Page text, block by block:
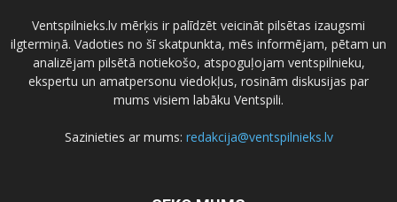
Ventspilnieks.lv mērķis ir palīdzēt veicināt pilsētas izaugsmi
ilgtermiņā. Vadoties no šī skatpunkta, mēs informējam, pētam un
analizējam pilsētā notiekošo, atspoguļojam ventspilnieku,
ekspertu un amatpersonu viedokļus, rosinām diskusijas par
mums visiem labāku Ventspili.
Sazinieties ar mums: redakcija@ventspilnieks.lv